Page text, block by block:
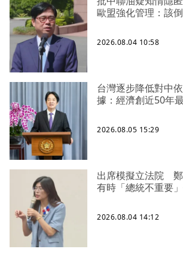
歐盟強化管理：該
2026.08.04 10:58
台灣逐步降低對中
據：經濟創近50年
2026.08.05 15:29
出席模擬立法院
有時「總統不重要
2026.08.04 14:12